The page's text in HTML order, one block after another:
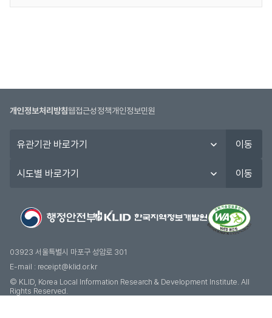
개인정보처리방침웹접근성정책개인정보민원
관
이동
도
기
이동
03923 서울특별시 마포구 성암로 301
E-mail : receipt@klid.or.kr
© KLID, Korea Local Information Research & Development Institute. AII
Rights Reserved.